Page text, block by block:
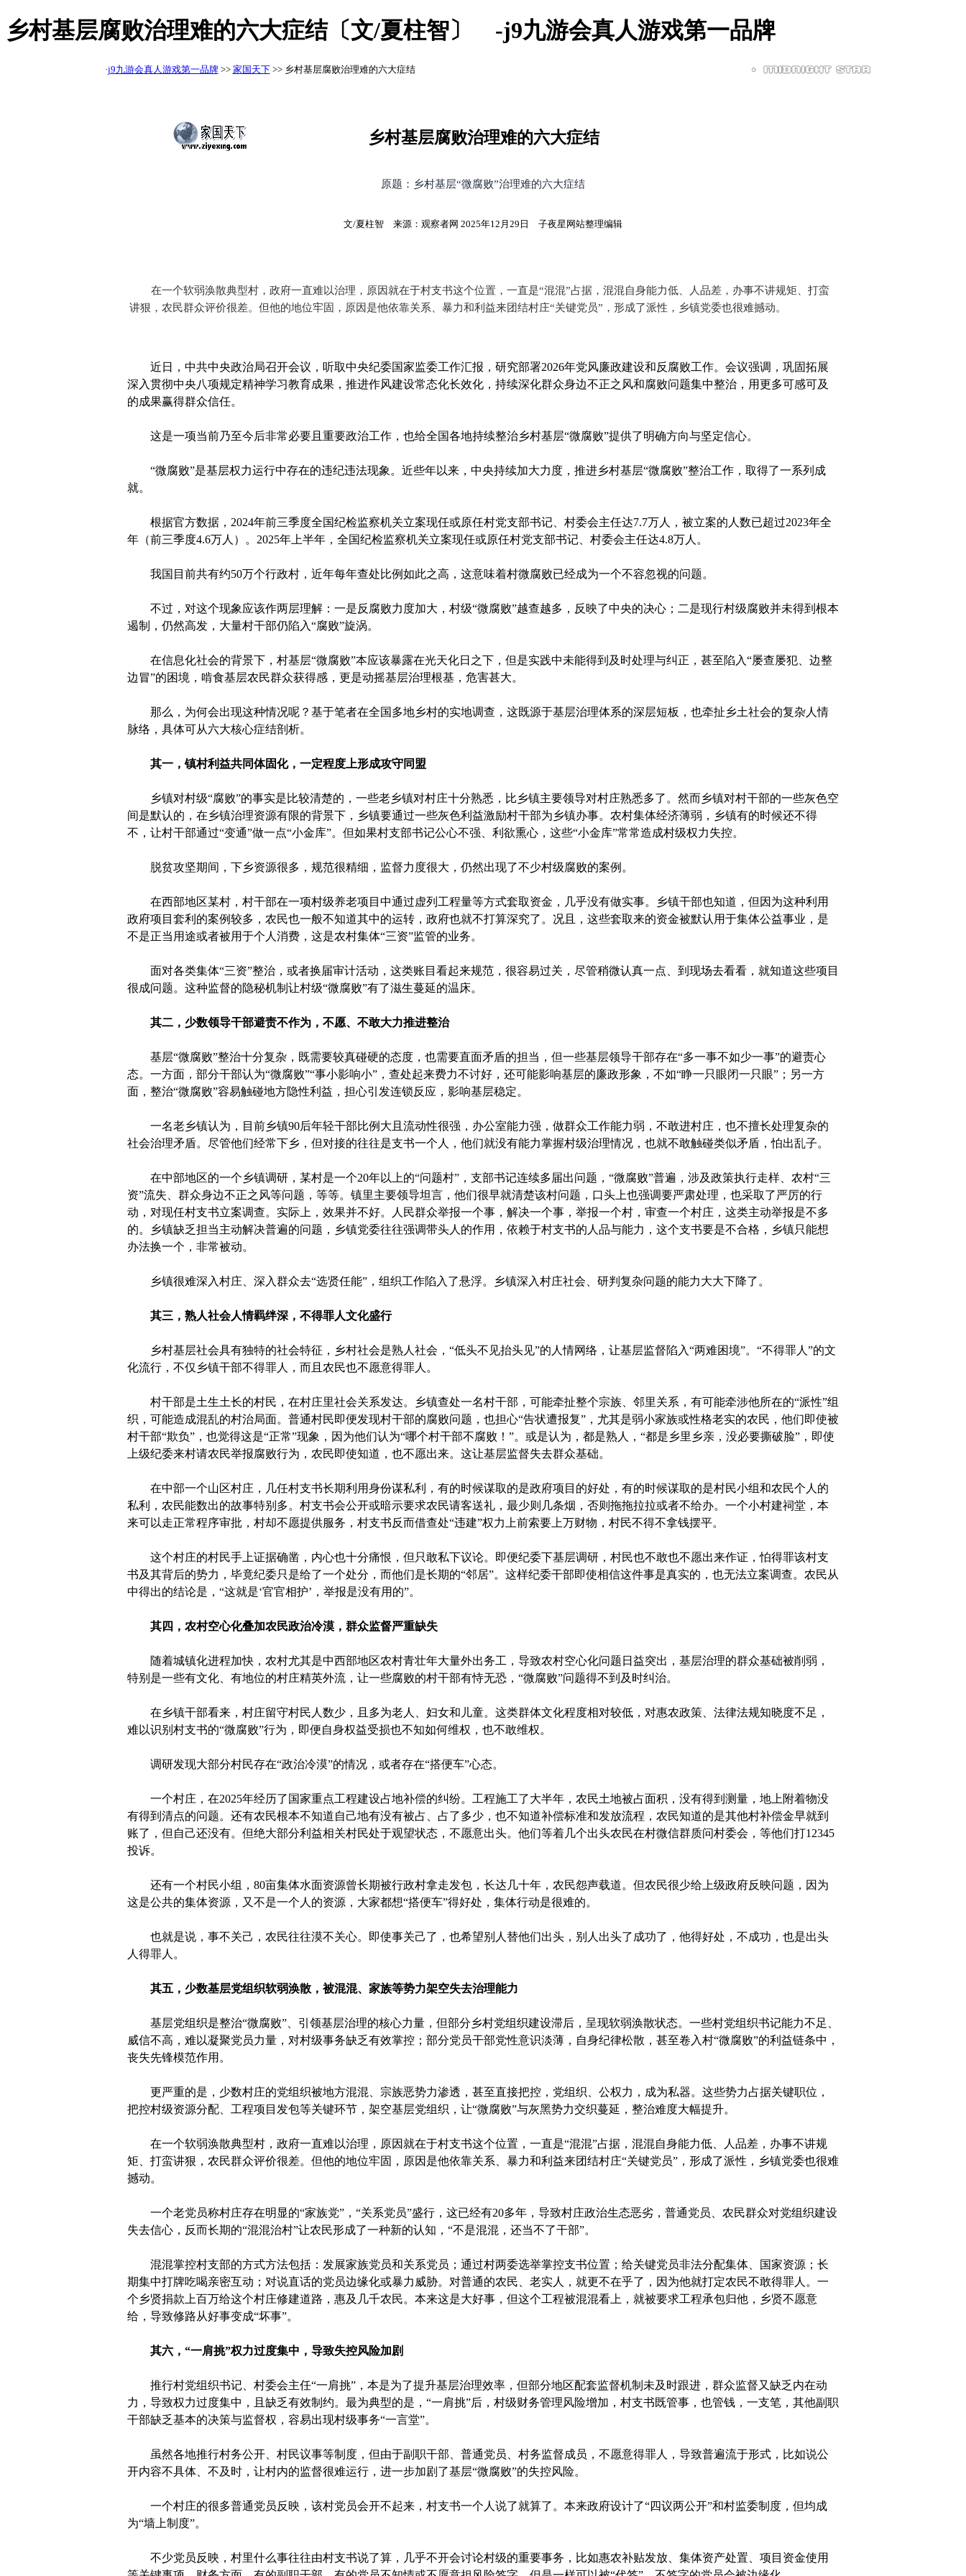
乡村基层腐败治理难的六大症结〔文/夏柱智〕 -j9九游会真人游戏第一品牌
·j9九游会真人游戏第一品牌>> 家国天下>> 乡村基层腐败治理难的六大症结
乡村基层腐败治理难的六大症结
原题：乡村基层“微腐败”治理难的六大症结
文/夏柱智 来源：观察者网 2025年12月29日 子夜星网站整理编辑
在一个软弱涣散典型村，政府一直难以治理，原因就在于村支书这个位置，一直是“混混”占据，混混自身能力低、人品差，办事不讲规矩、打蛮
讲狠，农民群众评价很差。但他的地位牢固，原因是他依靠关系、暴力和利益来团结村庄“关键党员”，形成了派性，乡镇党委也很难撼动。
近日，中共中央政治局召开会议，听取中央纪委国家监委工作汇报，研究部署2026年党风廉政建设和反腐败工作。会议强调，巩固拓展
深入贯彻中央八项规定精神学习教育成果，推进作风建设常态化长效化，持续深化群众身边不正之风和腐败问题集中整治，用更多可感可及
的成果赢得群众信任。
这是一项当前乃至今后非常必要且重要政治工作，也给全国各地持续整治乡村基层“微腐败”提供了明确方向与坚定信心。
“微腐败”是基层权力运行中存在的违纪违法现象。近些年以来，中央持续加大力度，推进乡村基层“微腐败”整治工作，取得了一系列成
就。
根据官方数据，2024年前三季度全国纪检监察机关立案现任或原任村党支部书记、村委会主任达7.7万人，被立案的人数已超过2023年全
年（前三季度4.6万人）。2025年上半年，全国纪检监察机关立案现任或原任村党支部书记、村委会主任达4.8万人。
我国目前共有约50万个行政村，近年每年查处比例如此之高，这意味着村微腐败已经成为一个不容忽视的问题。
不过，对这个现象应该作两层理解：一是反腐败力度加大，村级“微腐败”越查越多，反映了中央的决心；二是现行村级腐败并未得到根本
遏制，仍然高发，大量村干部仍陷入“腐败”旋涡。
在信息化社会的背景下，村基层“微腐败”本应该暴露在光天化日之下，但是实践中未能得到及时处理与纠正，甚至陷入“屡查屡犯、边整
边冒”的困境，啃食基层农民群众获得感，更是动摇基层治理根基，危害甚大。
那么，为何会出现这种情况呢？基于笔者在全国多地乡村的实地调查，这既源于基层治理体系的深层短板，也牵扯乡土社会的复杂人情
脉络，具体可从六大核心症结剖析。
其一，镇村利益共同体固化，一定程度上形成攻守同盟
乡镇对村级“腐败”的事实是比较清楚的，一些老乡镇对村庄十分熟悉，比乡镇主要领导对村庄熟悉多了。然而乡镇对村干部的一些灰色空
间是默认的，在乡镇治理资源有限的背景下，乡镇要通过一些灰色利益激励村干部为乡镇办事。农村集体经济薄弱，乡镇有的时候还不得
不，让村干部通过“变通”做一点“小金库”。但如果村支部书记公心不强、利欲熏心，这些“小金库”常常造成村级权力失控。
脱贫攻坚期间，下乡资源很多，规范很精细，监督力度很大，仍然出现了不少村级腐败的案例。
在西部地区某村，村干部在一项村级养老项目中通过‌虚列工程量等方式套取资金，几乎没有做实事。乡镇干部也知道，但因为这种利用
政府项目套利的案例较多，农民也一般不知道其中的运转，政府也就不打算深究了。况且，这些套取来的资金被默认用于集体公益事业，是
不是正当用途或者被用于个人消费，这是农村集体“三资”监管的业务。
面对各类集体“三资”整治，或者换届审计活动，这类账目看起来规范，很容易过关，尽管稍微认真一点、到现场去看看，就知道这些项目
很成问题。这种监督的隐秘机制让村级“微腐败”有了滋生蔓延的温床。
其二，少数领导干部避责不作为，不愿、不敢大力推进整治
基层“微腐败”整治十分复杂，既需要较真碰硬的态度，也需要直面矛盾的担当，但一些基层领导干部存在“多一事不如少一事”的避责心
态。一方面，部分干部认为“微腐败”“事小影响小”，查处起来费力不讨好，还可能影响基层的廉政形象，不如“睁一只眼闭一只眼”；另一方
面，整治“微腐败”容易触碰地方隐性利益，担心引发连锁反应，影响基层稳定。
一名老乡镇认为，目前乡镇90后年轻干部比例大且流动性很强，办公室能力强，做群众工作能力弱，不敢进村庄，也不擅长处理复杂的
社会治理矛盾。尽管他们经常下乡，但对接的往往是支书一个人，他们就没有能力掌握村级治理情况，也就不敢触碰类似矛盾，怕出乱子。
在中部地区的一个乡镇调研，某村是一个20年以上的“问题村”，支部书记连续多届出问题，“微腐败”普遍，涉及政策执行走样、农村“三
资”流失、群众身边不正之风等问题，等等。镇里主要领导坦言，他们很早就清楚该村问题，口头上也强调要严肃处理，也采取了严厉的行
动，对现任村支书立案调查。实际上，效果并不好。人民群众举报一个事，解决一个事，举报一个村，审查一个村庄，这类主动举报是不多
的。乡镇缺乏担当主动解决普遍的问题，乡镇党委往往强调带头人的作用，依赖于村支书的人品与能力，这个支书要是不合格，乡镇只能想
办法换一个，非常被动。
乡镇很难深入村庄、深入群众去“选贤任能”，组织工作陷入了悬浮。乡镇深入村庄社会、研判复杂问题的能力大大下降了。
其三，熟人社会人情羁绊深，不得罪人文化盛行
乡村基层社会具有独特的社会特征，乡村社会是熟人社会，“低头不见抬头见”的人情网络，让基层监督陷入“两难困境”。“不得罪人”的文
化流行，不仅乡镇干部不得罪人，而且农民也不愿意得罪人。
村干部是土生土长的村民，在村庄里社会关系发达。乡镇查处一名村干部，可能牵扯整个宗族、邻里关系，有可能牵涉他所在的“派性”组
织，可能造成混乱的村治局面。普通村民即便发现村干部的腐败问题，也担心“告状遭报复”，尤其是弱小家族或性格老实的农民，他们即使被
村干部“欺负”，也觉得这是“正常”现象，因为他们认为“哪个村干部不腐败！”。或是认为，都是熟人，“都是乡里乡亲，没必要撕破脸”，即使
上级纪委来村请农民举报腐败行为，农民即使知道，也不愿出来。这让基层监督失去群众基础。
在中部一个山区村庄，几任村支书长期利用身份谋私利，有的时候谋取的是政府项目的好处，有的时候谋取的是村民小组和农民个人的
私利，农民能数出的故事特别多。村支书会公开或暗示要求农民请客送礼，最少则几条烟，否则拖拖拉拉或者不给办。一个小村建祠堂，本
来可以走正常程序审批，村却不愿提供服务，村支书反而借查处“违建”权力上前索要上万财物，村民不得不拿钱摆平。
这个村庄的村民手上证据确凿，内心也十分痛恨，但只敢私下议论。即便纪委下基层调研，村民也不敢也不愿出来作证，怕得罪该村支
书及其背后的势力，毕竟纪委只是给了一个处分，而他们是长期的“邻居”。这样纪委干部即使相信这件事是真实的，也无法立案调查。农民从
中得出的结论是，“这就是‘官官相护’，举报是没有用的”。
其四，农村空心化叠加农民政治冷漠，群众监督严重缺失
随着城镇化进程加快，农村尤其是中西部地区农村青壮年大量外出务工，导致农村空心化问题日益突出，基层治理的群众基础被削弱，
特别是一些有文化、有地位的村庄精英外流，让一些腐败的村干部有恃无恐，“微腐败”问题得不到及时纠治。
在乡镇干部看来，村庄留守村民人数少，且多为老人、妇女和儿童。这类群体文化程度相对较低，对惠农政策、法律法规知晓度不足，
难以识别村支书的“微腐败”行为，即便自身权益受损也不知如何维权，也不敢维权。
调研发现大部分村民存在“政治冷漠”的情况，或者存在“搭便车”心态。
一个村庄，在2025年经历了国家重点工程建设占地补偿的纠纷。工程施工了大半年，农民土地被占面积，没有得到测量，地上附着物没
有得到清点的问题。还有农民根本不知道自己地有没有被占、占了多少，也不知道补偿标准和发放流程，农民知道的是其他村补偿金早就到
账了，但自己还没有。但绝大部分利益相关村民处于观望状态，不愿意出头。他们等着几个出头农民在村微信群质问村委会，等他们打12345
投诉。
还有一个村民小组，80亩集体水面资源曾长期被行政村拿走发包，长达几十年，农民怨声载道。但农民很少给上级政府反映问题，因为
这是公共的集体资源，又不是一个人的资源，大家都想“搭便车”得好处，集体行动是很难的。
也就是说，事不关己，农民往往漠不关心。即使事关己了，也希望别人替他们出头，别人出头了成功了，他得好处，不成功，也是出头
人得罪人。
其五，少数基层党组织软弱涣散，被混混、家族等势力架空失去治理能力
基层党组织是整治“微腐败”、引领基层治理的核心力量，但部分乡村党组织建设滞后，呈现软弱涣散状态。一些村党组织书记能力不足、
威信不高，难以凝聚党员力量，对村级事务缺乏有效掌控；部分党员干部党性意识淡薄，自身纪律松散，甚至卷入村“微腐败”的利益链条中，
丧失先锋模范作用。
更严重的是，少数村庄的党组织被地方混混、宗族恶势力渗透，甚至直接把控，党组织、公权力，成为私器。这些势力占据关键职位，
把控村级资源分配、工程项目发包等关键环节，架空基层党组织，让“微腐败”与灰黑势力交织蔓延，整治难度大幅提升。
在一个软弱涣散典型村，政府一直难以治理，原因就在于村支书这个位置，一直是“混混”占据，混混自身能力低、人品差，办事不讲规
矩、打蛮讲狠，农民群众评价很差。但他的地位牢固，原因是他依靠关系、暴力和利益来团结村庄“关键党员”，形成了派性，乡镇党委也很难
撼动。
一个老党员称村庄存在明显的“家族党”，“关系党员”盛行，这已经有20多年，导致村庄政治生态恶劣，普通党员、农民群众对党组织建设
失去信心，反而长期的“混混治村”让农民形成了一种新的认知，“不是混混，还当不了干部”。
混混掌控村支部的方式方法包括：发展家族党员和关系党员；通过村两委选举掌控支书位置；给关键党员非法分配集体、国家资源；长
期集中打牌吃喝亲密互动；对说直话的党员边缘化或暴力威胁。对普通的农民、老实人，就更不在乎了，因为他就打定农民不敢得罪人。一
个乡贤捐款上百万给这个村庄修建道路，惠及几千农民。本来这是大好事，但这个工程被混混看上，就被要求工程承包归他，乡贤不愿意
给，导致修路从好事变成“坏事”。
其六，“一肩挑”权力过度集中，导致失控风险加剧
推行村党组织书记、村委会主任“一肩挑”，本是为了提升基层治理效率，但部分地区配套监督机制未及时跟进，群众监督又缺乏内在动
力，导致权力过度集中，且缺乏有效制约。最为典型的是，“一肩挑”后，村级财务管理风险增加，村支书既管事，也管钱，一支笔，其他副职
干部缺乏基本的决策与监督权，容易出现村级事务“一言堂”。
虽然各地推行村务公开、村民议事等制度，但由于副职干部、普通党员、村务监督成员，不愿意得罪人，导致普遍流于形式，比如说公
开内容不具体、不及时，让村内的监督很难运行，进一步加剧了基层“微腐败”的失控风险。
一个村庄的很多普通党员反映，该村党员会开不起来，村支书一个人说了就算了。本来政府设计了“四议两公开”和村监委制度，但均成
为“墙上制度”。
不少党员反映，村里什么事往往由村支书说了算，几乎不开会讨论村级的重要事务，比如惠农补贴发放、集体资产处置、项目资金使用